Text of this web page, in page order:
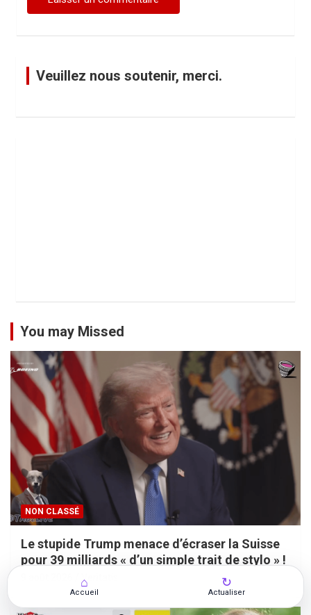
Veuillez nous soutenir, merci.
You may Missed
NON CLASSÉ
Le stupide Trump menace d’écraser la Suisse
pour 39 milliards « d’un simple trait de stylo » !
Veritatis
⌂
Accueil
↻
Actualiser